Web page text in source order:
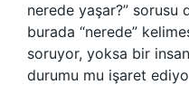
nerede yaşar?” sorusu
burada “nerede”
soruyor, yoksa bir
durumu mu işaret